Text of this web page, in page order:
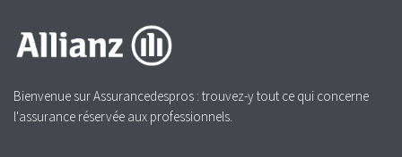
Bienvenue sur Assurancedespros : trouvez-y tout ce qui concerne
l'assurance réservée aux professionnels.